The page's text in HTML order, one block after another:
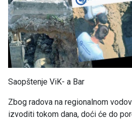
Saopštenje ViK- a Bar
Zbog radova na regionalnom
izvoditi tokom dana, doći će do